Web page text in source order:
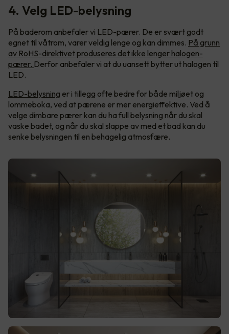
4. Velg LED-belysning
På baderom anbefaler vi LED-pærer. De er svært godt
egnet til våtrom, varer veldig lenge og kan dimmes. På grunn
av RoHS-direktivet produseres det ikke lenger halogen-
pærer. Derfor anbefaler vi at du uansett bytter ut halogen til
LED.
LED-belysning er i tillegg ofte bedre for både miljøet og
lommeboka, ved at pærene er mer energieffektive. Ved å
velge dimbare pærer kan du ha full belysning når du skal
vaske badet, og når du skal slappe av med et bad kan du
senke belysningen til en behagelig atmosfære.